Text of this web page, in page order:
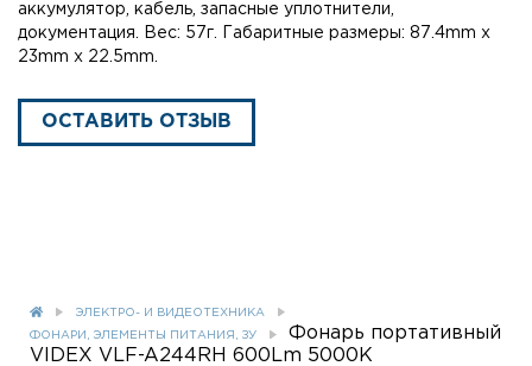
аккумулятор, кабель, запасные уплотнители,
документация. Вес: 57г. Габаритные размеры: 87.4mm x
23mm x 22.5mm.
ОСТАВИТЬ ОТЗЫВ
ЭЛЕКТРО- И ВИДЕОТЕХНИКА
ФОНАРИ, ЭЛЕМЕНТЫ ПИТАНИЯ, ЗУ
Фонарь портативный
VIDEX VLF-A244RH 600Lm 5000K